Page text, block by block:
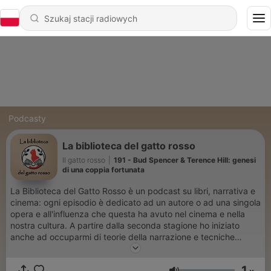
Podcasty
La biblioteca del gatto rosso
Il gatto rosso
191 - Bud Spencer & Terence Hill: genesi
di una coppia fortunata
La Biblioteca del Gatto Rosso è un podcast su libri, narrativa e
cinema: ogni episodio è dedicato ad un autore o ad una singola
opera e all'influenza che questa ha avuto nel cinema e nella
nostra cultura. A partire dalla seconda stagione ho iniziato
anche ad occuparmi di teorie della narrazione e tecniche
narrative, ovvero di come funzionano le storie, anche dal punto